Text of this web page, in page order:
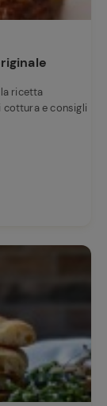
ricetta
cottura e consigli